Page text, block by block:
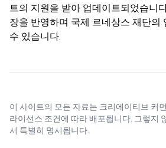
트의 지원을 받아 업데이트되었습니
장을 반영하며 국제 르네상스 재단의
수 있습니다.
이 사이트의 모든 자료는 크리에이티브 커
라이선스 조건에 따라 배포됩니다. 그렇지
서 특별히 명시됩니다.